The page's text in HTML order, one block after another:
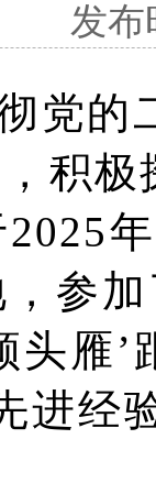
发布
党的
积
参
头雁
进经